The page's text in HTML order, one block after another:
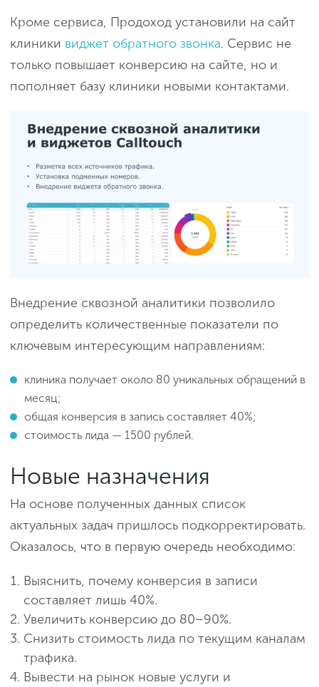
Кроме сервиса, Продоход установили на сайт
клиники виджет обратного звонка. Сервис не
только повышает конверсию на сайте, но и
пополняет базу клиники новыми контактами.
Внедрение сквозной аналитики позволило
определить количественные показатели по
ключевым интересующим направлениям:
клиника получает около 80 уникальных обращений в
месяц;
общая конверсия в запись составляет 40%;
стоимость лида — 1500 рублей.
Новые назначения
На основе полученных данных список
актуальных задач пришлось подкорректировать.
Оказалось, что в первую очередь необходимо:
Выяснить, почему конверсия в записи
составляет лишь 40%.
Увеличить конверсию до 80–90%.
Снизить стоимость лида по текущим каналам
трафика.
Вывести на рынок новые услуги и